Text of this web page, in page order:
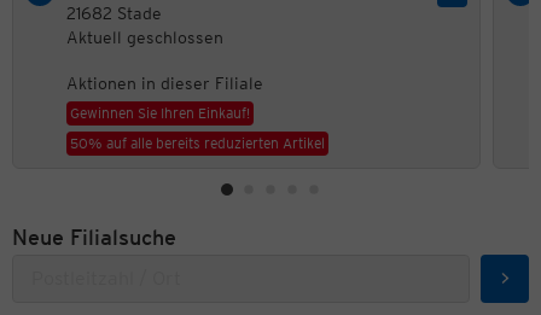
21682 Stade
Aktuell geschlossen
Aktionen in dieser Filiale
Gewinnen Sie Ihren Einkauf!
50% auf alle bereits reduzierten Artikel
Neue Filialsuche